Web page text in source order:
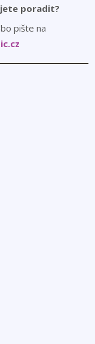
poradit?
pište na